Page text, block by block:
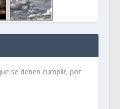
se deben cumplir, por